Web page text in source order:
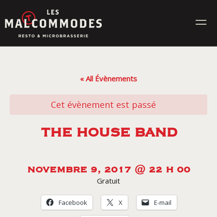
to
content
CONTACT
« All Évènements
Cet évènement est passé
THE HOUSE BAND
NOVEMBRE 9, 2017 @ 22 H 00
Gratuit
Facebook X E-mail